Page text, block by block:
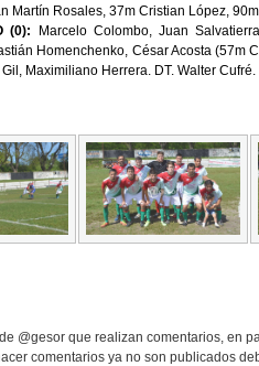
Martín Rosales, 37m Cristian López,
(0):
Marcelo Colombo, Juan
Homenchenko, César Acosta (57m
Maximiliano Herrera. DT. Walter Cufré.
@gesor que realizan comentarios, en
comentarios ya no son publicados